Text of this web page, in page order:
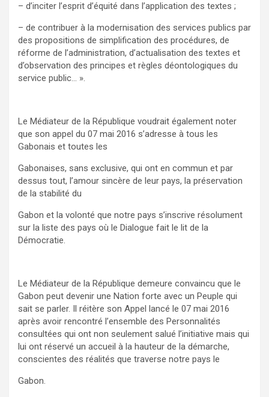
– d’inciter l’esprit d’équité dans l’application des textes ;
– de contribuer à la modernisation des services publics par
des propositions de simplification des procédures, de
réforme de l’administration, d’actualisation des textes et
d’observation des principes et règles déontologiques du
service public… ».
Le Médiateur de la République voudrait également noter
que son appel du 07 mai 2016 s’adresse à tous les
Gabonais et toutes les
Gabonaises, sans exclusive, qui ont en commun et par
dessus tout, l’amour sincère de leur pays, la préservation
de la stabilité du
Gabon et la volonté que notre pays s’inscrive résolument
sur la liste des pays où le Dialogue fait le lit de la
Démocratie.
Le Médiateur de la République demeure convaincu que le
Gabon peut devenir une Nation forte avec un Peuple qui
sait se parler. Il réitère son Appel lancé le 07 mai 2016
après avoir rencontré l’ensemble des Personnalités
consultées qui ont non seulement salué l’initiative mais qui
lui ont réservé un accueil à la hauteur de la démarche,
conscientes des réalités que traverse notre pays le
Gabon.